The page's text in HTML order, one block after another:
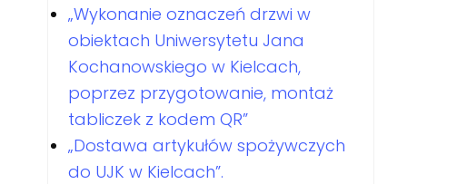
„Wykonanie oznaczeń drzwi w
obiektach Uniwersytetu Jana
Kochanowskiego w Kielcach,
poprzez przygotowanie, montaż
tabliczek z kodem QR”
„Dostawa artykułów spożywczych
do UJK w Kielcach”.